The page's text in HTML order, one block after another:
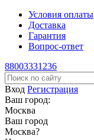
Условия оплаты
Доставка
Гарантия
Вопрос-ответ
88003331236
Вход Регистрация
Ваш город:
Москва
Ваш город
Москва?